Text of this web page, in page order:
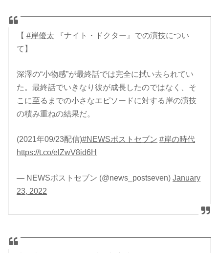
【#岸優太 『ナイト・ドクター』での演技につい
て】
深澤の“小物感”が最終話では完全に拭い去られてい
た。最終話でいきなり彼が成長したのではなく、そ
こに至るまでの小さなエピソードに対する岸の演技
の積み重ねの結果だ。
(2021年09/23配信)#NEWSポストセブン #岸の時代
https://t.co/elZwV8id6H
— NEWSポストセブン (@news_postseven)January
23, 2022